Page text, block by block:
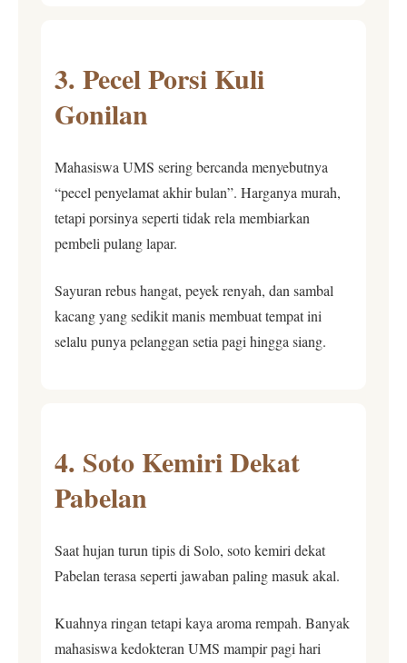
3. Pecel Porsi Kuli
Gonilan
Mahasiswa UMS sering bercanda menyebutnya
“pecel penyelamat akhir bulan”. Harganya murah,
tetapi porsinya seperti tidak rela membiarkan
pembeli pulang lapar.
Sayuran rebus hangat, peyek renyah, dan sambal
kacang yang sedikit manis membuat tempat ini
selalu punya pelanggan setia pagi hingga siang.
4. Soto Kemiri Dekat
Pabelan
Saat hujan turun tipis di Solo, soto kemiri dekat
Pabelan terasa seperti jawaban paling masuk akal.
Kuahnya ringan tetapi kaya aroma rempah. Banyak
mahasiswa kedokteran UMS mampir pagi hari